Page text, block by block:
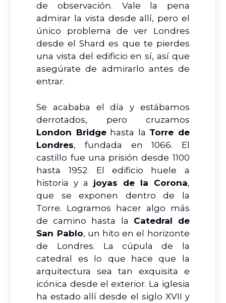
de observación. Vale la pena
admirar la vista desde allí, pero el
único problema de ver Londres
desde el Shard es que te pierdes
una vista del edificio en sí, así que
asegúrate de admirarlo antes de
entrar.
Se acababa el día y estábamos
derrotados, pero cruzamos
London Bridgehasta la Torre de
Londres, fundada en 1066. El
castillo fue una prisión desde 1100
hasta 1952. El edificio huele a
historia y a joyas de la Corona,
que se exponen dentro de la
Torre. Logramos hacer algo más
de camino hasta la Catedral de
San Pablo, un hito en el horizonte
de Londres. La cúpula de la
catedral es lo que hace que la
arquitectura sea tan exquisita e
icónica desde el exterior. La iglesia
ha estado allí desde el siglo XVII y